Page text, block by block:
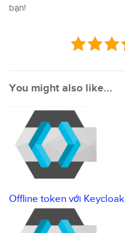
bạn!
You might also like...
Offline token với Keycloak